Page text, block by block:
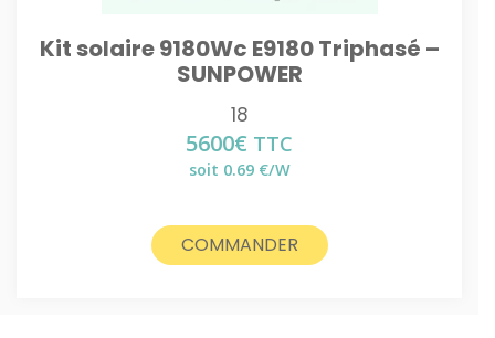
Kit solaire 9180Wc E9180 Triphasé –
SUNPOWER
18
5600€ TTC
soit 0.69 €/W
COMMANDER